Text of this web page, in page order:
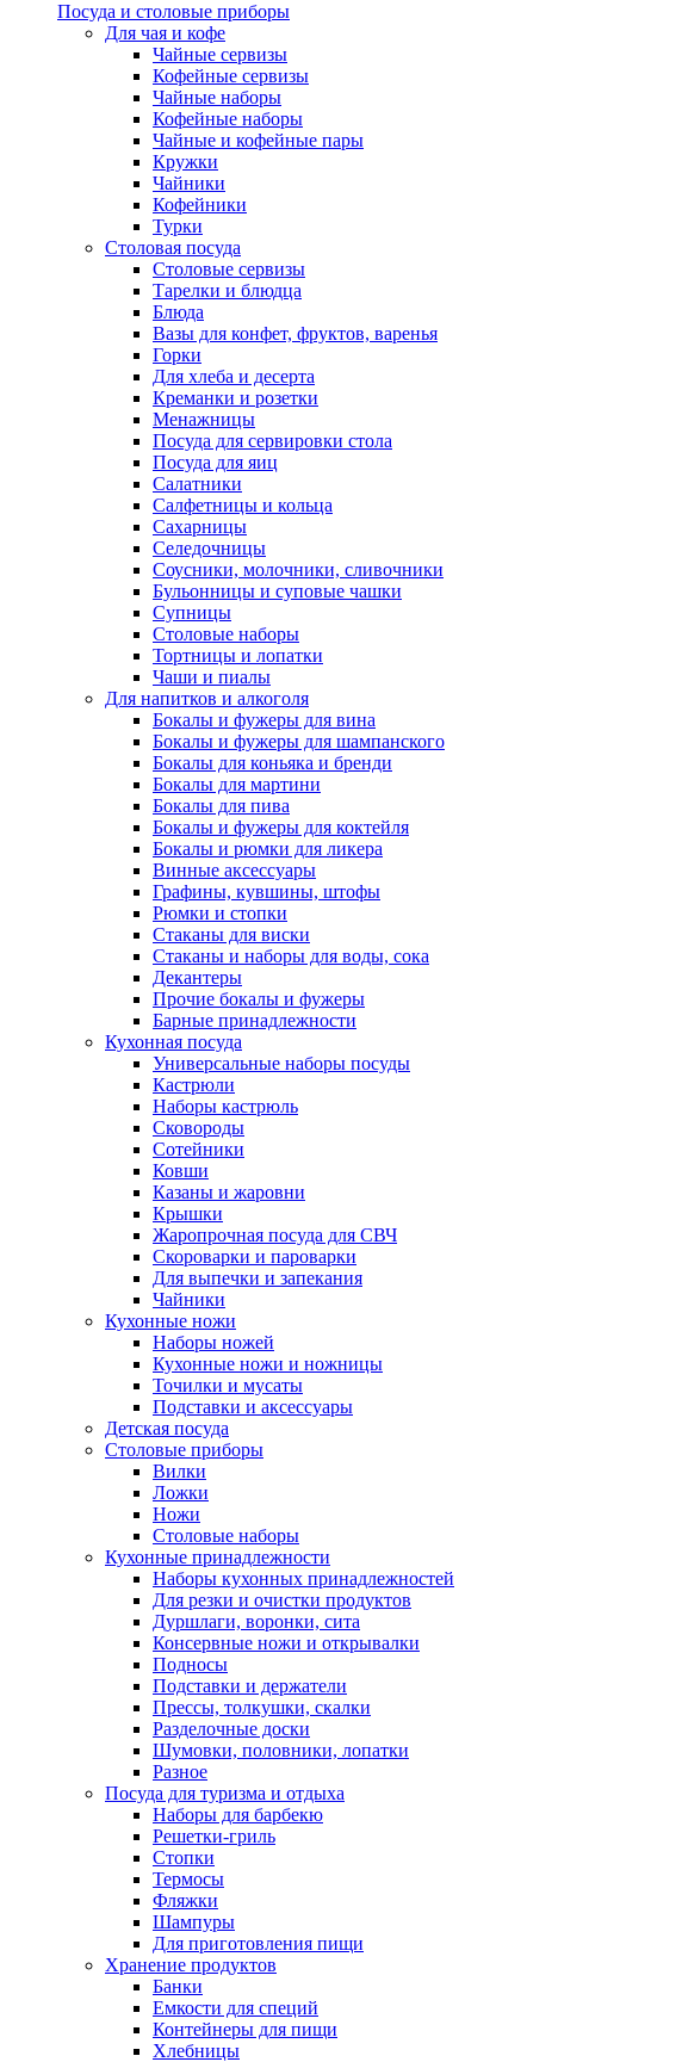
Посуда и столовые приборы
Для чая и кофе
Чайные сервизы
Кофейные сервизы
Чайные наборы
Кофейные наборы
Чайные и кофейные пары
Кружки
Чайники
Кофейники
Турки
Столовая посуда
Столовые сервизы
Тарелки и блюдца
Блюда
Вазы для конфет, фруктов, варенья
Горки
Для хлеба и десерта
Креманки и розетки
Менажницы
Посуда для сервировки стола
Посуда для яиц
Салатники
Салфетницы и кольца
Сахарницы
Селедочницы
Соусники, молочники, сливочники
Бульонницы и суповые чашки
Супницы
Столовые наборы
Тортницы и лопатки
Чаши и пиалы
Для напитков и алкоголя
Бокалы и фужеры для вина
Бокалы и фужеры для шампанского
Бокалы для коньяка и бренди
Бокалы для мартини
Бокалы для пива
Бокалы и фужеры для коктейля
Бокалы и рюмки для ликера
Винные аксессуары
Графины, кувшины, штофы
Рюмки и стопки
Стаканы для виски
Стаканы и наборы для воды, сока
Декантеры
Прочие бокалы и фужеры
Барные принадлежности
Кухонная посуда
Универсальные наборы посуды
Кастрюли
Наборы кастрюль
Сковороды
Сотейники
Ковши
Казаны и жаровни
Крышки
Жаропрочная посуда для СВЧ
Скороварки и пароварки
Для выпечки и запекания
Чайники
Кухонные ножи
Наборы ножей
Кухонные ножи и ножницы
Точилки и мусаты
Подставки и аксессуары
Детская посуда
Столовые приборы
Вилки
Ложки
Ножи
Столовые наборы
Кухонные принадлежности
Наборы кухонных принадлежностей
Для резки и очистки продуктов
Дуршлаги, воронки, сита
Консервные ножи и открывалки
Подносы
Подставки и держатели
Прессы, толкушки, скалки
Разделочные доски
Шумовки, половники, лопатки
Разное
Посуда для туризма и отдыха
Наборы для барбекю
Решетки-гриль
Стопки
Термосы
Фляжки
Шампуры
Для приготовления пищи
Хранение продуктов
Банки
Емкости для специй
Контейнеры для пищи
Хлебницы